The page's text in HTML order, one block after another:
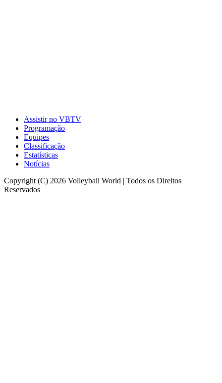
Assistir no VBTV
Programação
Equipes
Classificação
Estatísticas
Notícias
Copyright (C) 2026 Volleyball World | Todos os Direitos
Reservados